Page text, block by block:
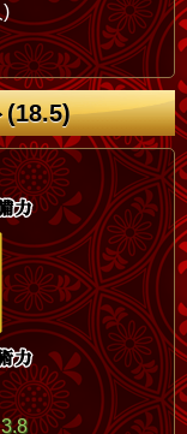
)
(18.5)
3.8